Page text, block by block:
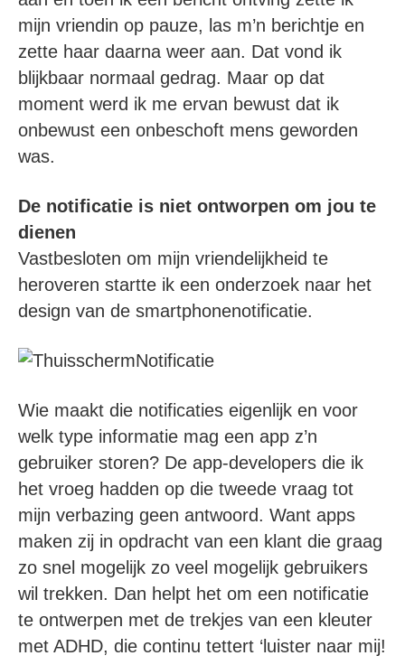
mijn vriendin op pauze, las m’n berichtje en
zette haar daarna weer aan. Dat vond ik
blijkbaar normaal gedrag. Maar op dat
moment werd ik me ervan bewust dat ik
onbewust een onbeschoft mens geworden
was.
De notificatie is niet ontworpen om jou te
dienen
Vastbesloten om mijn vriendelijkheid te
heroveren startte ik een onderzoek naar het
design van de smartphonenotificatie.
Wie maakt die notificaties eigenlijk en voor
welk type informatie mag een app z’n
gebruiker storen? De app-developers die ik
het vroeg hadden op die tweede vraag tot
mijn verbazing geen antwoord. Want apps
maken zij in opdracht van een klant die graag
zo snel mogelijk zo veel mogelijk gebruikers
wil trekken. Dan helpt het om een notificatie
te ontwerpen met de trekjes van een kleuter
met ADHD, die continu tettert ‘luister naar mij!